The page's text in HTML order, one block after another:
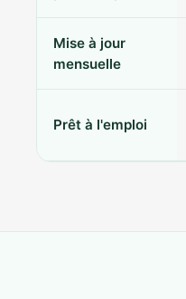
Mise à jour
mensuelle
Prêt à l'emploi